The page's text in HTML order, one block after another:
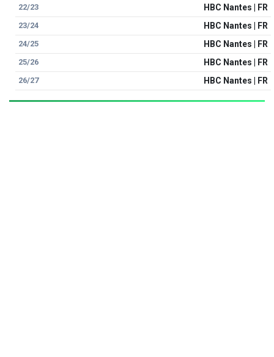
22/23 HBC Nantes | FR
23/24 HBC Nantes | FR
24/25 HBC Nantes | FR
25/26 HBC Nantes | FR
26/27 HBC Nantes | FR